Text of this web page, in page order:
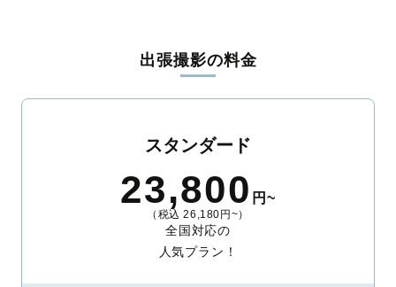
ィを身につけたプロのカメラマンが全国47都道府県に在籍してい
ます。創業10年のノウハウを活かし、思い出に残る素敵な撮影体
験をお届けします。
整。自然な雰囲気を残しつつも、おしゃれで洗練された仕上がり
に。きっと「こんな写真を撮ってほしかった！」と思える一枚に
出会えます。まずは、ラブグラフの撮影事例
出張撮影の料金
スタンダード
23,800 円~
（税込 26,180円~）
全国対応の
人気プラン！